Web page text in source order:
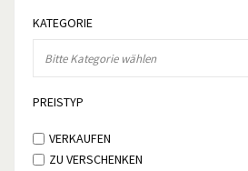
KATEGORIE
PREISTYP
VERKAUFEN
ZU VERSCHENKEN